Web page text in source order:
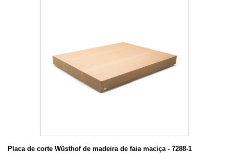
Placa de corte Wüsthof de madeira de faia maciça - 7288-1